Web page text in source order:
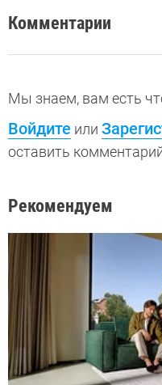
Комментарии
Мы знаем, вам есть
Войдите или
оставить
Рекомендуем